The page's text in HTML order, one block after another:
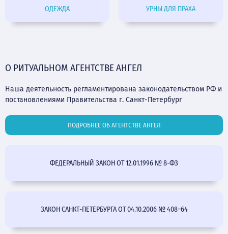
ОДЕЖДА УРНЫ ДЛЯ ПРАХА
О РИТУАЛЬНОМ АГЕНТСТВЕ АНГЕЛ
Наша деятельность регламентирована законодательством РФ и
постановлениями Правительства г. Санкт-Петербург
ПОДРОБНЕЕ ОБ АГЕНТСТВЕ АНГЕЛ
ФЕДЕРАЛЬНЫЙ ЗАКОН ОТ 12.01.1996 № 8-ФЗ
ЗАКОН САНКТ-ПЕТЕРБУРГА ОТ 04.10.2006 № 408−64